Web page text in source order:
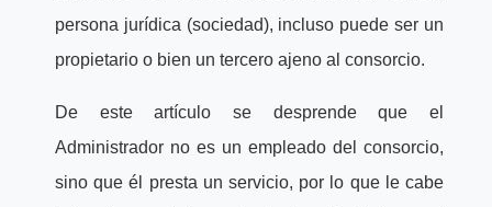
persona jurídica (sociedad), incluso puede ser un
propietario o bien un tercero ajeno al consorcio.
De este artículo se desprende que el
Administrador no es un empleado del consorcio,
sino que él presta un servicio, por lo que le cabe